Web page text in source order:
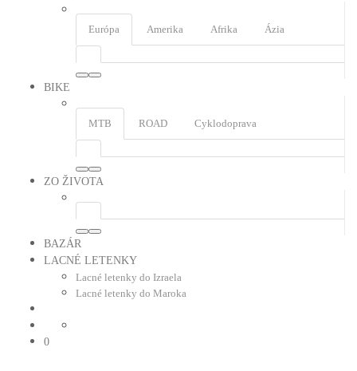
Európa Amerika Afrika Ázia
BIKE
MTB ROAD Cyklodoprava
ZO ŽIVOTA
BAZÁR
LACNÉ LETENKY
Lacné letenky do Izraela
Lacné letenky do Maroka
0